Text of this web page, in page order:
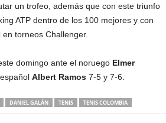
un trofeo, además que con este triunfo
ATP dentro de los 100 mejores y con
torneos Challenger.
domingo ante el noruego Elmer
Albert Ramos 7-5 y 7-6.
DANIEL GALÁN TENIS TENIS COLOMBIA